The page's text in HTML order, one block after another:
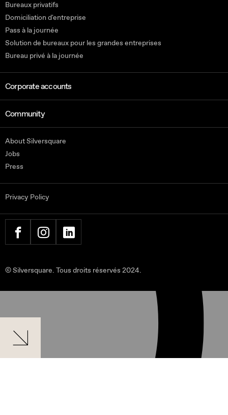
Bureaux privatifs
Domiciliation d'entreprise
Pass à la journée
Solution de bureaux pour les grandes entreprises
Bureau privé à la journée
Corporate accounts
Community
About Silversquare
Jobs
Press
Privacy Policy
© Silversquare. Tous droits réservés 2024.
FACEBOOKINSTAGRAMLINKEDIN